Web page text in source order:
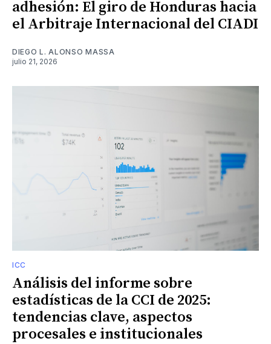
adhesión: El giro de Honduras hacia
el Arbitraje Internacional del CIADI
DIEGO L. ALONSO MASSA
julio 21, 2026
ICC
Análisis del informe sobre
estadísticas de la CCI de 2025:
tendencias clave, aspectos
procesales e institucionales